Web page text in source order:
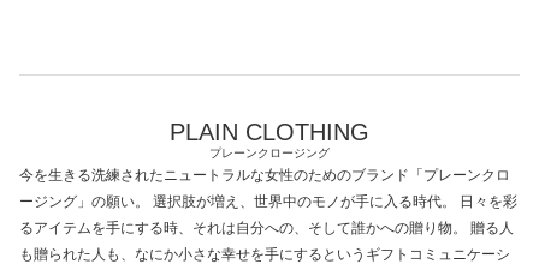
PLAIN CLOTHING
プレーンクロージング
今を生きる洗練されたニュートラルな女性のためのブランド「プレーンクロ
ージング」の願い。 選択肢が増え、世界中のモノが手に入る時代。 日々を彩
るアイテムを手にする時、それは自分への、そして誰かへの贈り物。 贈る人
も贈られた人も、なにか小さな幸せを手にするというギフトコミュニケーシ